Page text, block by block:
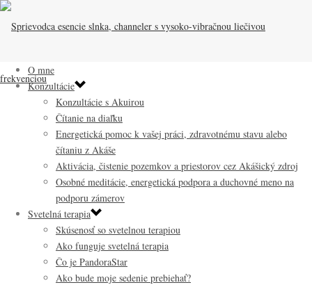
O mne
Konzultácie
Konzultácie s Akuirou
Čítanie na diaľku
Energetická pomoc k vašej práci, zdravotnému stavu alebo
čítaniu z Akáše
Aktivácia, čistenie pozemkov a priestorov cez Akášický zdroj
Osobné meditácie, energetická podpora a duchovné meno na
podporu zámerov
Svetelná terapia
Skúsenosť so svetelnou terapiou
Ako funguje svetelná terapia
Čo je PandoraStar
Ako bude moje sedenie prebiehať?